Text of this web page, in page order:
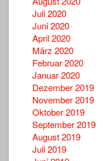
Juli 2020
Juni 2020
April 2020
März 2020
Februar 2020
Januar 2020
Dezember 2019
November 2019
Oktober 2019
September 2019
August 2019
Juli 2019